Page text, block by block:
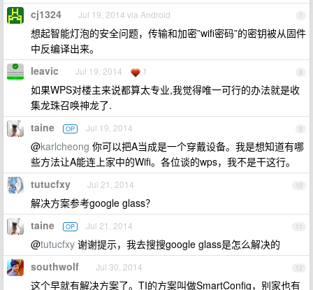
7
cj1324 Jul 19, 2014 via Android
想起智能灯泡的安全问题，传输和加密”wifi密码”的密钥被从固件
中反编译出来。
8
leavic Jul 19, 2014 1
如果WPS对楼主来说都算太专业,我觉得唯一可行的办法就是收
集龙珠召唤神龙了.
9
taine OP Jul 19, 2014
@karlcheong 你可以把A当成是一个穿戴设备。我是想知道有哪
些方法让A能连上家中的Wifi。各位谈的wps，我不是干这行。
10
tutucfxy Jul 21, 2014
解决方案参考google glass？
11
taine OP Jul 21, 2014
@tutucfxy 谢谢提示，我去搜搜google glass是怎么解决的
12
southwolf Jul 30, 2014
这个早就有解决方案了。TI的方案叫做SmartConfig，别家也有